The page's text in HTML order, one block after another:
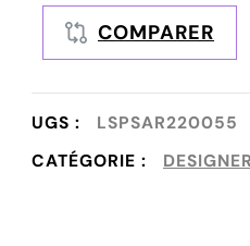
COMPARER
UGS :
LSPSAR220055
CATÉGORIE :